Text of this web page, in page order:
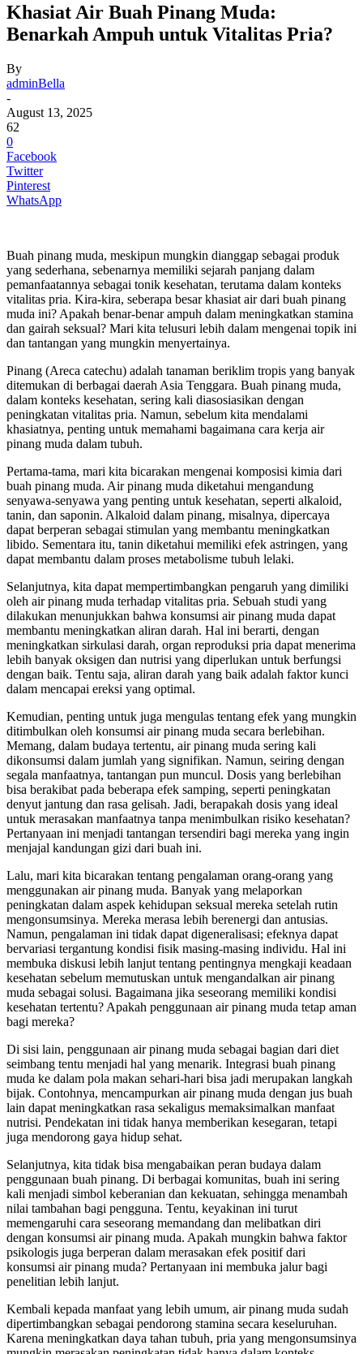
Khasiat Air Buah Pinang Muda:
Benarkah Ampuh untuk Vitalitas Pria?
By
adminBella
-
August 13, 2025
62
0
Facebook
Twitter
Pinterest
WhatsApp
Buah pinang muda, meskipun mungkin dianggap sebagai produk
yang sederhana, sebenarnya memiliki sejarah panjang dalam
pemanfaatannya sebagai tonik kesehatan, terutama dalam konteks
vitalitas pria. Kira-kira, seberapa besar khasiat air dari buah pinang
muda ini? Apakah benar-benar ampuh dalam meningkatkan stamina
dan gairah seksual? Mari kita telusuri lebih dalam mengenai topik ini
dan tantangan yang mungkin menyertainya.
Pinang (Areca catechu) adalah tanaman beriklim tropis yang banyak
ditemukan di berbagai daerah Asia Tenggara. Buah pinang muda,
dalam konteks kesehatan, sering kali diasosiasikan dengan
peningkatan vitalitas pria. Namun, sebelum kita mendalami
khasiatnya, penting untuk memahami bagaimana cara kerja air
pinang muda dalam tubuh.
Pertama-tama, mari kita bicarakan mengenai komposisi kimia dari
buah pinang muda. Air pinang muda diketahui mengandung
senyawa-senyawa yang penting untuk kesehatan, seperti alkaloid,
tanin, dan saponin. Alkaloid dalam pinang, misalnya, dipercaya
dapat berperan sebagai stimulan yang membantu meningkatkan
libido. Sementara itu, tanin diketahui memiliki efek astringen, yang
dapat membantu dalam proses metabolisme tubuh lelaki.
Selanjutnya, kita dapat mempertimbangkan pengaruh yang dimiliki
oleh air pinang muda terhadap vitalitas pria. Sebuah studi yang
dilakukan menunjukkan bahwa konsumsi air pinang muda dapat
membantu meningkatkan aliran darah. Hal ini berarti, dengan
meningkatkan sirkulasi darah, organ reproduksi pria dapat menerima
lebih banyak oksigen dan nutrisi yang diperlukan untuk berfungsi
dengan baik. Tentu saja, aliran darah yang baik adalah faktor kunci
dalam mencapai ereksi yang optimal.
Kemudian, penting untuk juga mengulas tentang efek yang mungkin
ditimbulkan oleh konsumsi air pinang muda secara berlebihan.
Memang, dalam budaya tertentu, air pinang muda sering kali
dikonsumsi dalam jumlah yang signifikan. Namun, seiring dengan
segala manfaatnya, tantangan pun muncul. Dosis yang berlebihan
bisa berakibat pada beberapa efek samping, seperti peningkatan
denyut jantung dan rasa gelisah. Jadi, berapakah dosis yang ideal
untuk merasakan manfaatnya tanpa menimbulkan risiko kesehatan?
Pertanyaan ini menjadi tantangan tersendiri bagi mereka yang ingin
menjajal kandungan gizi dari buah ini.
Lalu, mari kita bicarakan tentang pengalaman orang-orang yang
menggunakan air pinang muda. Banyak yang melaporkan
peningkatan dalam aspek kehidupan seksual mereka setelah rutin
mengonsumsinya. Mereka merasa lebih berenergi dan antusias.
Namun, pengalaman ini tidak dapat digeneralisasi; efeknya dapat
bervariasi tergantung kondisi fisik masing-masing individu. Hal ini
membuka diskusi lebih lanjut tentang pentingnya mengkaji keadaan
kesehatan sebelum memutuskan untuk mengandalkan air pinang
muda sebagai solusi. Bagaimana jika seseorang memiliki kondisi
kesehatan tertentu? Apakah penggunaan air pinang muda tetap aman
bagi mereka?
Di sisi lain, penggunaan air pinang muda sebagai bagian dari diet
seimbang tentu menjadi hal yang menarik. Integrasi buah pinang
muda ke dalam pola makan sehari-hari bisa jadi merupakan langkah
bijak. Contohnya, mencampurkan air pinang muda dengan jus buah
lain dapat meningkatkan rasa sekaligus memaksimalkan manfaat
nutrisi. Pendekatan ini tidak hanya memberikan kesegaran, tetapi
juga mendorong gaya hidup sehat.
Selanjutnya, kita tidak bisa mengabaikan peran budaya dalam
penggunaan buah pinang. Di berbagai komunitas, buah ini sering
kali menjadi simbol keberanian dan kekuatan, sehingga menambah
nilai tambahan bagi pengguna. Tentu, keyakinan ini turut
memengaruhi cara seseorang memandang dan melibatkan diri
dengan konsumsi air pinang muda. Apakah mungkin bahwa faktor
psikologis juga berperan dalam merasakan efek positif dari
konsumsi air pinang muda? Pertanyaan ini membuka jalur bagi
penelitian lebih lanjut.
Kembali kepada manfaat yang lebih umum, air pinang muda sudah
dipertimbangkan sebagai pendorong stamina secara keseluruhan.
Karena meningkatkan daya tahan tubuh, pria yang mengonsumsinya